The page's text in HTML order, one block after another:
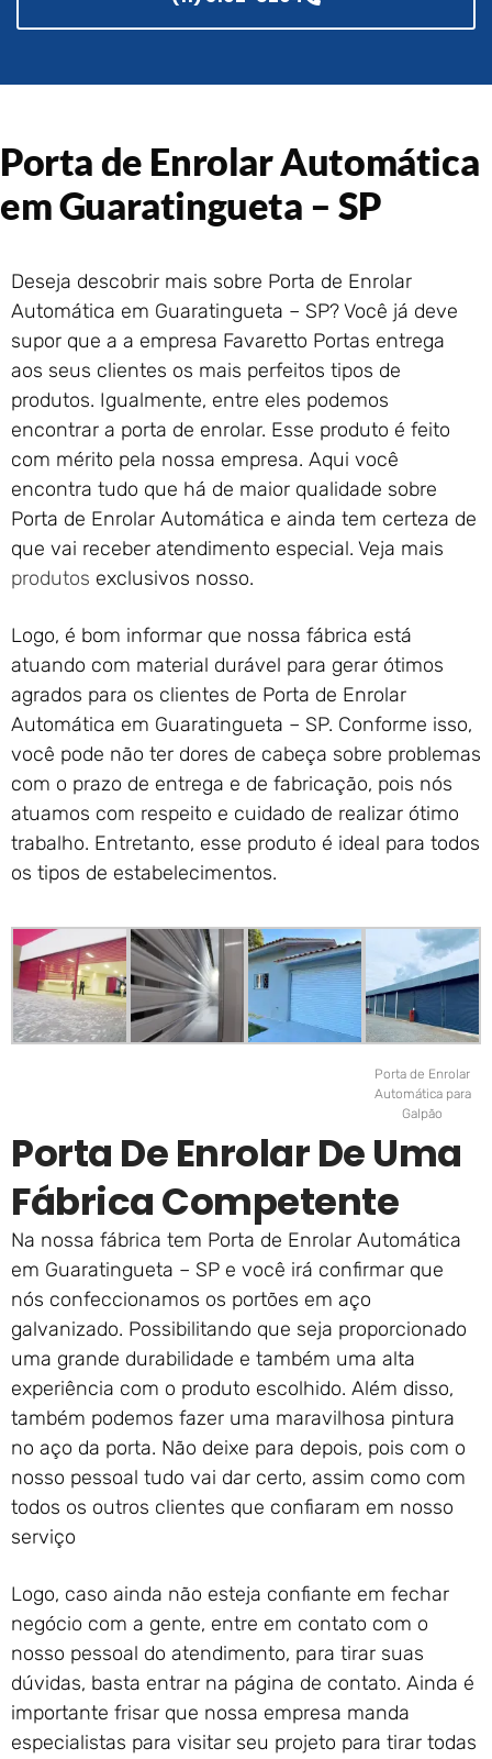
Portão de Garagem de
Enrolar em Petrópolis – RJ
Portão de Garagem de
Enrolar em Paraty – RJ
Enrolar em Nova Iguaçu – RJ
Portão de Garagem de
Enrolar em Nova Friburgo –
RJ
Porta de Enrolar Automática
em Guaratingueta – SP
Deseja descobrir mais sobre Porta de Enrolar
Automática em Guaratingueta – SP? Você já deve
supor que a a empresa Favaretto Portas entrega
aos seus clientes os mais perfeitos tipos de
produtos. Igualmente, entre eles podemos
encontrar a porta de enrolar. Esse produto é feito
com mérito pela nossa empresa. Aqui você
encontra tudo que há de maior qualidade sobre
Porta de Enrolar Automática e ainda tem certeza de
que vai receber atendimento especial. Veja mais
produtos exclusivos nosso.
Logo, é bom informar que nossa fábrica está
atuando com material durável para gerar ótimos
agrados para os clientes de Porta de Enrolar
Automática em Guaratingueta – SP. Conforme isso,
você pode não ter dores de cabeça sobre problemas
com o prazo de entrega e de fabricação, pois nós
atuamos com respeito e cuidado de realizar ótimo
trabalho. Entretanto, esse produto é ideal para todos
os tipos de estabelecimentos.
Porta de Enrolar
Automática para
Galpão
Porta De Enrolar De Uma
Fábrica Competente
Na nossa fábrica tem Porta de Enrolar Automática
em Guaratingueta – SP e você irá confirmar que
nós confeccionamos os portões em aço
galvanizado. Possibilitando que seja proporcionado
uma grande durabilidade e também uma alta
experiência com o produto escolhido. Além disso,
também podemos fazer uma maravilhosa pintura
no aço da porta. Não deixe para depois, pois com o
nosso pessoal tudo vai dar certo, assim como com
todos os outros clientes que confiaram em nosso
serviço
Logo, caso ainda não esteja confiante em fechar
negócio com a gente, entre em contato com o
nosso pessoal do atendimento, para tirar suas
dúvidas, basta entrar na página de contato. Ainda é
importante frisar que nossa empresa manda
especialistas para visitar seu projeto para tirar todas